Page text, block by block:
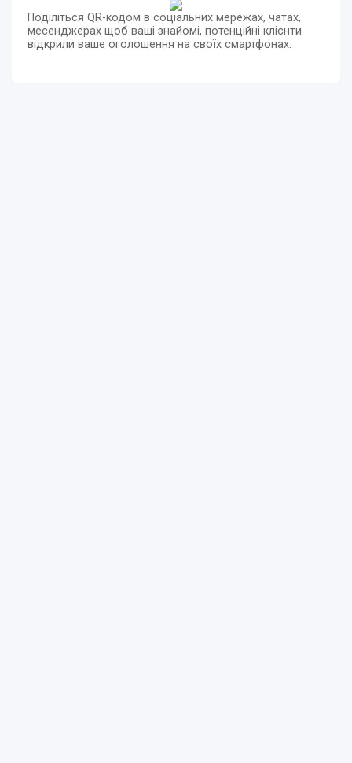
Поділіться QR-кодом в соціальних мережах, чатах,
месенджерах щоб ваші знайомі, потенційні клієнти
відкрили ваше оголошення на своїх смартфонах.